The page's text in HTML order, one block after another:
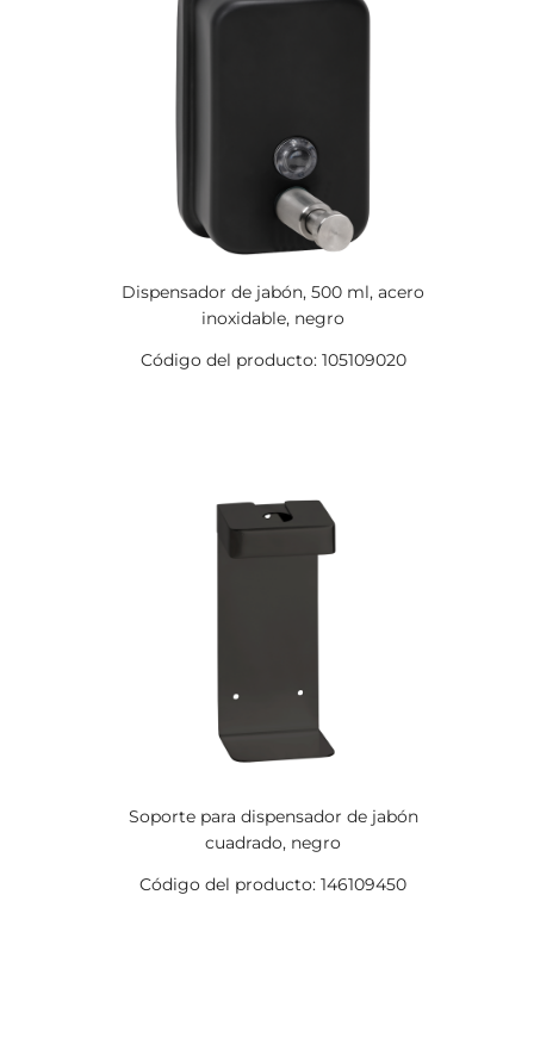
Dispensador de jabón, 500 ml, acero
inoxidable, negro
Código del producto: 105109020
Soporte para dispensador de jabón
cuadrado, negro
Código del producto: 146109450